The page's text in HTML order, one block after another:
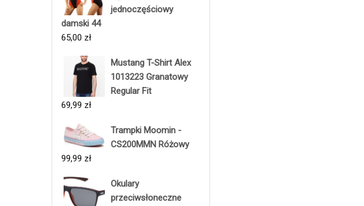
jednoczęściowy
damski 44
65,00 zł
Mustang T-Shirt Alex
1013223 Granatowy
Regular Fit
69,99 zł
Trampki Moomin -
CS200MMN Różowy
99,99 zł
Okulary
przeciwsłoneczne